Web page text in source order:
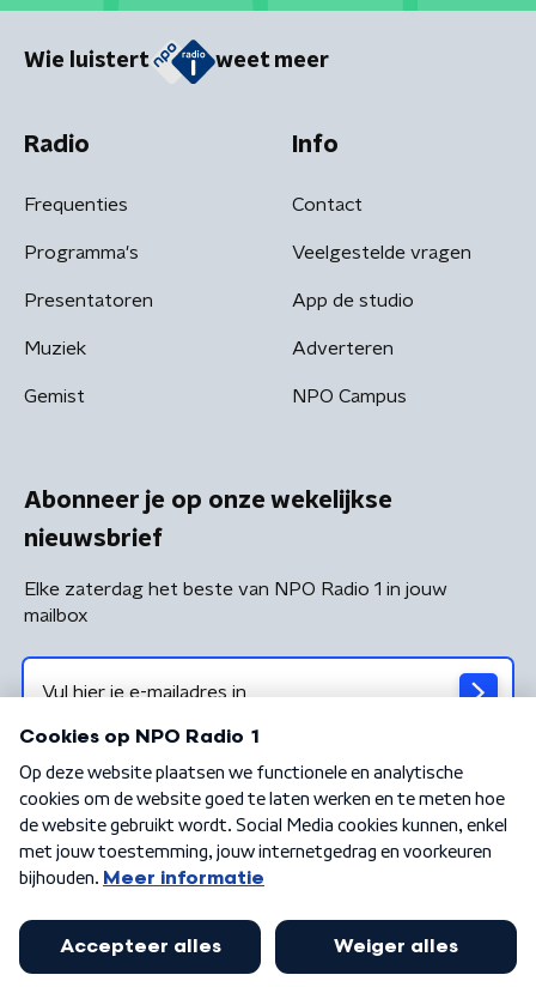
Wie luistert weet meer
Radio
Frequenties
Programma's
Presentatoren
Muziek
Gemist
Info
Contact
Veelgestelde vragen
App de studio
Adverteren
NPO Campus
Abonneer je op onze wekelijkse
nieuwsbrief
Elke zaterdag het beste van NPO Radio 1 in jouw
mailbox
Algemene voorwaarden